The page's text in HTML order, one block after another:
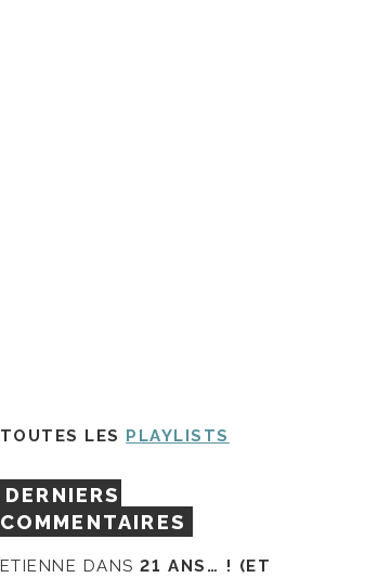
TOUTES LES PLAYLISTS
DERNIERS
COMMENTAIRES
ETIENNE DANS21 ANS… ! (ET